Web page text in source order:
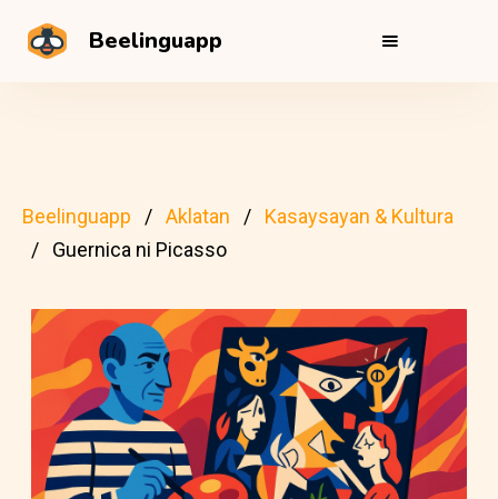
Beelinguapp
Beelinguapp Aklatan
Kasaysayan & Kultura
Guernica ni Picasso